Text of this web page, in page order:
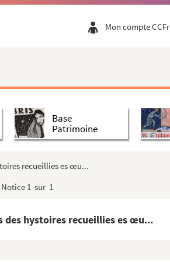
Mon compte CCFr
Base
Patrimoine
recueillies es œu...
Notice 1 sur 1
des hystoires recueillies es œu...
traditum »
» Table
1687 »
de...